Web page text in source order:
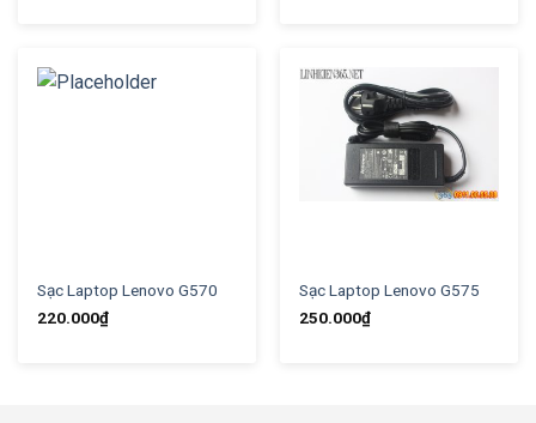
Sạc Laptop Lenovo G570
220.000₫
Sạc Laptop Lenovo G575
250.000₫